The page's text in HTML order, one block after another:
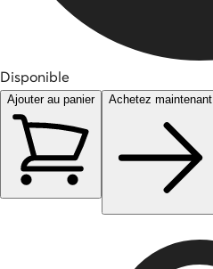
Disponible
Ajouter au panier Achetez maintenant